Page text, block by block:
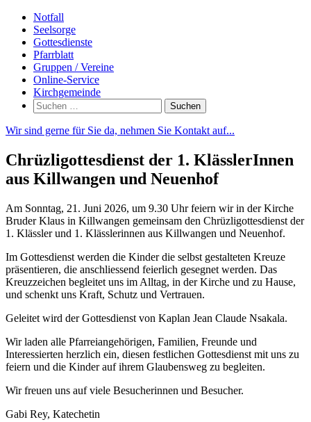
Notfall
Seelsorge
Gottesdienste
Pfarrblatt
Gruppen / Vereine
Online-Service
Kirchgemeinde
Suchen
nach:
Wir sind gerne für Sie da, nehmen Sie Kontakt auf...
Chrüzligottesdienst der 1. KlässlerInnen
aus Killwangen und Neuenhof
Am Sonntag, 21. Juni 2026, um 9.30 Uhr feiern wir in der Kirche
Bruder Klaus in Killwangen gemeinsam den Chrüzligottesdienst der
1. Klässler und 1. Klässlerinnen aus Killwangen und Neuenhof.
Im Gottesdienst werden die Kinder die selbst gestalteten Kreuze
präsentieren, die anschliessend feierlich gesegnet werden. Das
Kreuzzeichen begleitet uns im Alltag, in der Kirche und zu Hause,
und schenkt uns Kraft, Schutz und Vertrauen.
Geleitet wird der Gottesdienst von Kaplan Jean Claude Nsakala.
Wir laden alle Pfarreiangehörigen, Familien, Freunde und
Interessierten herzlich ein, diesen festlichen Gottesdienst mit uns zu
feiern und die Kinder auf ihrem Glaubensweg zu begleiten.
Wir freuen uns auf viele Besucherinnen und Besucher.
Gabi Rey, Katechetin